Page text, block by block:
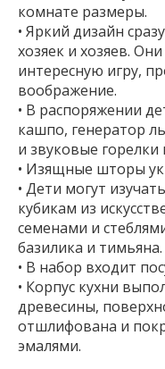
комнате размеры.
• Яркий дизайн
хозяек и хозяев.
интересную игру,
воображение.
• В распоряжении
кашпо, генератор
и звуковые горелки
• Изящные шторы
• Дети могут
кубикам из
семенами и
базилика и тимьяна.
• В набор входит
• Корпус кухни
древесины,
отшлифована и
эмалями.